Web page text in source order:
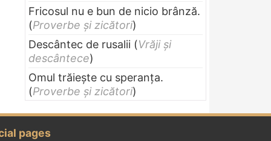
Fricosul nu e bun de nicio brânză.
(Proverbe și zicători)
Descântec de rusalii (Vrăji și
descântece)
Omul trăieşte cu speranţa.
(Proverbe și zicători)
pages